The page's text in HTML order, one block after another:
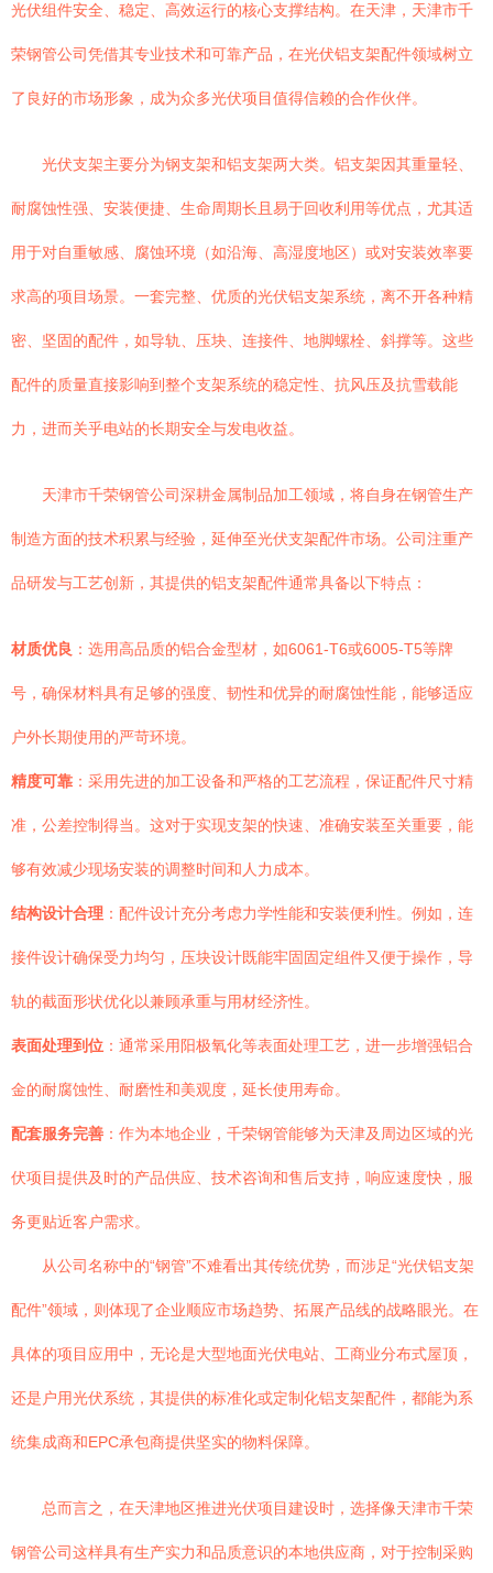
光伏组件安全、稳定、高效运行的核心支撑结构。在天津，天津市千
荣钢管公司凭借其专业技术和可靠产品，在光伏铝支架配件领域树立
了良好的市场形象，成为众多光伏项目值得信赖的合作伙伴。
光伏支架主要分为钢支架和铝支架两大类。铝支架因其重量轻、
耐腐蚀性强、安装便捷、生命周期长且易于回收利用等优点，尤其适
用于对自重敏感、腐蚀环境（如沿海、高湿度地区）或对安装效率要
求高的项目场景。一套完整、优质的光伏铝支架系统，离不开各种精
密、坚固的配件，如导轨、压块、连接件、地脚螺栓、斜撑等。这些
配件的质量直接影响到整个支架系统的稳定性、抗风压及抗雪载能
力，进而关乎电站的长期安全与发电收益。
天津市千荣钢管公司深耕金属制品加工领域，将自身在钢管生产
制造方面的技术积累与经验，延伸至光伏支架配件市场。公司注重产
品研发与工艺创新，其提供的铝支架配件通常具备以下特点：
材质优良 ：选用高品质的铝合金型材，如6061-T6或6005-T5等牌
号，确保材料具有足够的强度、韧性和优异的耐腐蚀性能，能够适应
户外长期使用的严苛环境。
精度可靠 ：采用先进的加工设备和严格的工艺流程，保证配件尺寸精
准，公差控制得当。这对于实现支架的快速、准确安装至关重要，能
够有效减少现场安装的调整时间和人力成本。
结构设计合理 ：配件设计充分考虑力学性能和安装便利性。例如，连
接件设计确保受力均匀，压块设计既能牢固固定组件又便于操作，导
轨的截面形状优化以兼顾承重与用材经济性。
表面处理到位 ：通常采用阳极氧化等表面处理工艺，进一步增强铝合
金的耐腐蚀性、耐磨性和美观度，延长使用寿命。
配套服务完善 ：作为本地企业，千荣钢管能够为天津及周边区域的光
伏项目提供及时的产品供应、技术咨询和售后支持，响应速度快，服
务更贴近客户需求。
从公司名称中的“钢管”不难看出其传统优势，而涉足“光伏铝支架
配件”领域，则体现了企业顺应市场趋势、拓展产品线的战略眼光。在
具体的项目应用中，无论是大型地面光伏电站、工商业分布式屋顶，
还是户用光伏系统，其提供的标准化或定制化铝支架配件，都能为系
统集成商和EPC承包商提供坚实的物料保障。
总而言之，在天津地区推进光伏项目建设时，选择像天津市千荣
钢管公司这样具有生产实力和品质意识的本地供应商，对于控制采购